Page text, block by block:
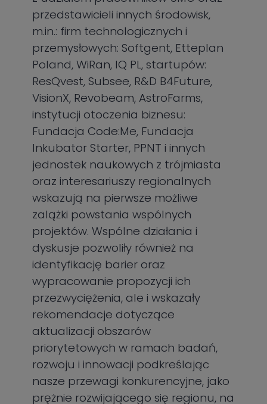
przedstawicieli innych środowisk,
m.in.: firm technologicznych i
przemysłowych: Softgent, Etteplan
Poland, WiRan, IQ PL, startupów:
ResQvest, Subsee, R&D B4Future,
VisionX, Revobeam, AstroFarms,
instytucji otoczenia biznesu:
Fundacja Code:Me, Fundacja
Inkubator Starter, PPNT i innych
jednostek naukowych z trójmiasta
oraz interesariuszy regionalnych
wskazują na pierwsze możliwe
zalążki powstania wspólnych
projektów. Wspólne działania i
dyskusje pozwoliły również na
identyfikację barier oraz
wypracowanie propozycji ich
przezwyciężenia, ale i wskazały
rekomendacje dotyczące
aktualizacji obszarów
priorytetowych w ramach badań,
rozwoju i innowacji podkreślając
nasze przewagi konkurencyjne, jako
prężnie rozwijającego się regionu, na